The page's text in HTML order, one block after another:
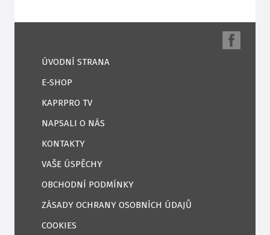
ÚVODNÍ STRANA
E-SHOP
KAPRPRO TV
NAPSALI O NÁS
KONTAKTY
VAŠE ÚSPĚCHY
OBCHODNÍ PODMÍNKY
ZÁSADY OCHRANY OSOBNÍCH ÚDAJŮ
COOKIES